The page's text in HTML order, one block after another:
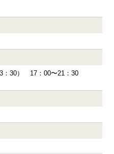
：30） 17：00〜21：30